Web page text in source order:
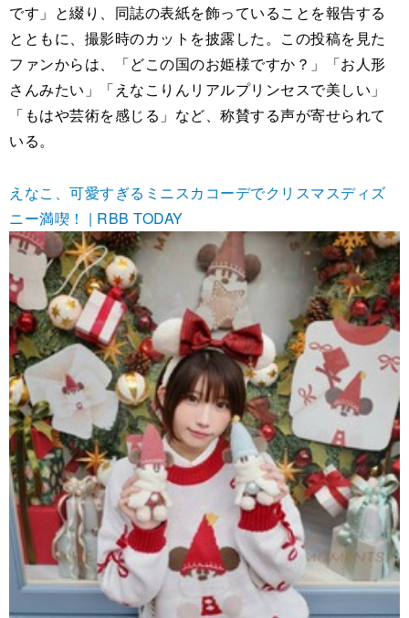
です」と綴り、同誌の表紙を飾っていることを報告する
とともに、撮影時のカットを披露した。この投稿を見た
ファンからは、「どこの国のお姫様ですか？」「お人形
さんみたい」「えなこりんリアルプリンセスで美しい」
「もはや芸術を感じる」など、称賛する声が寄せられて
いる。
えなこ、可愛すぎるミニスカコーデでクリスマスディズ
ニー満喫！ | RBB TODAY